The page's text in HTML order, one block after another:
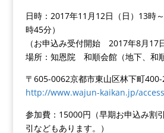
日時：2017年11月12日（日）13時
時45分）
（お申込み受付開始 2017年8月17
場所：知恩院 和順会館（地下、和順
〒605-0062京都市東山区林下町400-
http://www.wajun-kaikan.jp/
参加費：15000円（早期お申込み割
引などもあります。）